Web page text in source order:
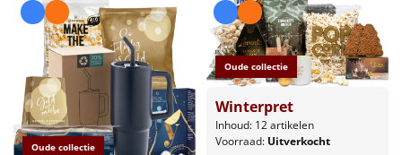
Oude collectie
Oude collectie
Winterpret
Inhoud: 12 artikelen
Voorraad: Uitverkocht